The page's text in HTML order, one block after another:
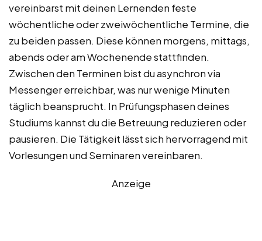
vereinbarst mit deinen Lernenden feste
wöchentliche oder zweiwöchentliche Termine, die
zu beiden passen. Diese können morgens, mittags,
abends oder am Wochenende stattfinden.
Zwischen den Terminen bist du asynchron via
Messenger erreichbar, was nur wenige Minuten
täglich beansprucht. In Prüfungsphasen deines
Studiums kannst du die Betreuung reduzieren oder
pausieren. Die Tätigkeit lässt sich hervorragend mit
Vorlesungen und Seminaren vereinbaren.
Anzeige